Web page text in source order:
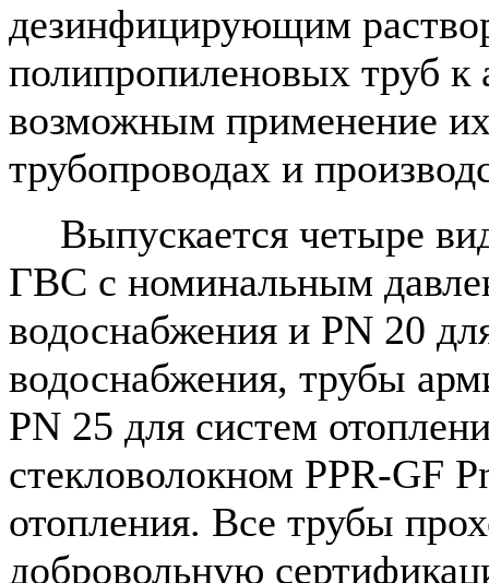
дезинфицирующим
полипропиленовых труб к
возможным применение
трубопроводах и
Выпускается четыре
ГВС с номинальным
водоснабжения и PN 20
водоснабжения, трубы
PN 25 для систем
стекловолокном PPR-GF
отопления. Все трубы
добровольную